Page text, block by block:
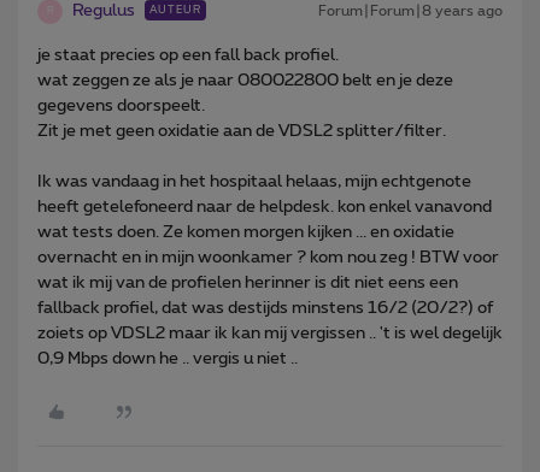
Regulus AUTEUR Forum|Forum|8 years ago
je staat precies op een fall back profiel.
wat zeggen ze als je naar 080022800 belt en je deze
gegevens doorspeelt.
Zit je met geen oxidatie aan de VDSL2 splitter/filter.
Ik was vandaag in het hospitaal helaas, mijn echtgenote
heeft getelefoneerd naar de helpdesk. kon enkel vanavond
wat tests doen. Ze komen morgen kijken ... en oxidatie
overnacht en in mijn woonkamer ? kom nou zeg ! BTW voor
wat ik mij van de profielen herinner is dit niet eens een
fallback profiel, dat was destijds minstens 16/2 (20/2?) of
zoiets op VDSL2 maar ik kan mij vergissen .. 't is wel degelijk
0,9 Mbps down he .. vergis u niet ..